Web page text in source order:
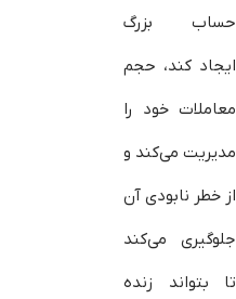
حساب بزرگ
ایجاد کند، حجم
معاملات خود را
مدیریت می‌کند و
از خطر نابودی آن
جلوگیری می‌کند
تا بتواند زنده